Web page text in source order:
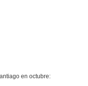
en octubre: